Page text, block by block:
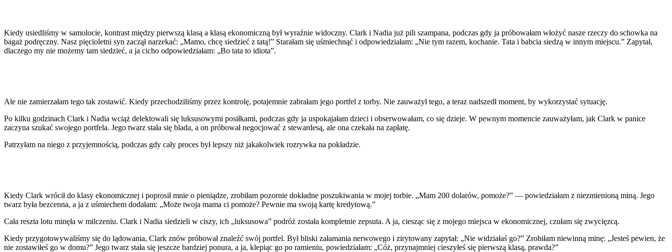
Kiedy usiedliśmy w samolocie, kontrast między pierwszą klasą a klasą ekonomiczną był wyraźnie widoczny. Clark i Nadia już pili szampana, podczas gdy ja próbowałam włożyć nasze rzeczy do schowka na
bagaż podręczny. Nasz pięcioletni syn zaczął narzekać: „Mamo, chcę siedzieć z tatą!” Starałam się uśmiechnąć i odpowiedziałam: „Nie tym razem, kochanie. Tata i babcia siedzą w innym miejscu.” Zapytał,
dlaczego my nie możemy tam siedzieć, a ja cicho odpowiedziałam: „Bo tata to idiota”.
Ale nie zamierzałam tego tak zostawić. Kiedy przechodziliśmy przez kontrolę, potajemnie zabrałam jego portfel z torby. Nie zauważył tego, a teraz nadszedł moment, by wykorzystać sytuację.
Po kilku godzinach Clark i Nadia wciąż delektowali się luksusowymi posiłkami, podczas gdy ja uspokajałam dzieci i obserwowałam, co się dzieje. W pewnym momencie zauważyłam, jak Clark w panice
zaczyna szukać swojego portfela. Jego twarz stała się blada, a on próbował negocjować z stewardesą, ale ona czekała na zapłatę.
Patrzyłam na niego z przyjemnością, podczas gdy cały proces był lepszy niż jakakolwiek rozrywka na pokładzie.
Kiedy Clark wrócił do klasy ekonomicznej i poprosił mnie o pieniądze, zrobiłam pozornie dokładne poszukiwania w mojej torbie. „Mam 200 dolarów, pomoże?” — powiedziałam z niezmienioną miną. Jego
twarz była bezcenna, a ja z uśmiechem dodałam: „Może twoja mama ci pomoże? Pewnie ma swoją kartę kredytową.”
Cała reszta lotu minęła w milczeniu. Clark i Nadia siedzieli w ciszy, ich „luksusowa” podróż została kompletnie zepsuta. A ja, ciesząc się z mojego miejsca w ekonomicznej, czułam się zwycięzcą.
Kiedy przygotowywaliśmy się do lądowania, Clark znów próbował znaleźć swój portfel. Był bliski załamania nerwowego i zirytowany zapytał: „Nie widziałaś go?” Zrobiłam niewinną minę: „Jesteś pewien, że
nie zostawiłeś go w domu?” Jego twarz stała się jeszcze bardziej ponura, a ja, klepiąc go po ramieniu, powiedziałam: „Cóż, przynajmniej cieszyłeś się pierwszą klasą, prawda?”